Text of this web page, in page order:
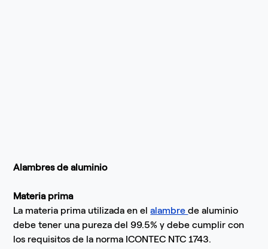
Alambres de aluminio
Materia prima
La materia prima utilizada en elalambrede aluminio
debe tener una pureza del 99.5% y debe cumplir con
los requisitos de la norma ICONTEC NTC 1743.